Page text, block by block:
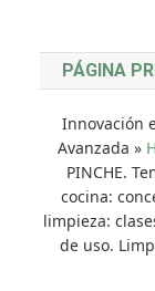
PÁGINA
Innovación
Avanzada »
PINCHE.
cocina:
limpieza:
de uso.